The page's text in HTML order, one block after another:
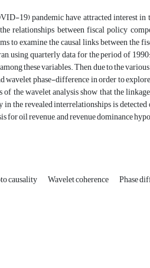
19) pandemic have attracted interest
relationships between fiscal policy
examine the causal links between the
using quarterly data for the period of
these variables. Then, due to the
wavelet phase-difference in order to
the wavelet analysis show that the
the revealed interrelationships is
oil revenue, and revenue dominance
causality Wavelet coherence Phase